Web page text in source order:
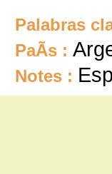
Palabras
PaÃ­s :
Notes :